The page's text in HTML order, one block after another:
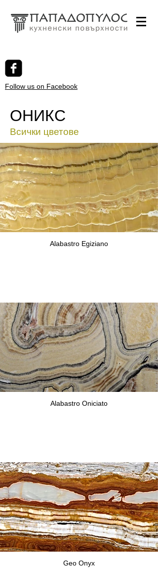
Follow us on Facebook
ОНИКС
Всички цветове
Alabastro Egiziano
Alabastro Oniciato
Geo Onyx